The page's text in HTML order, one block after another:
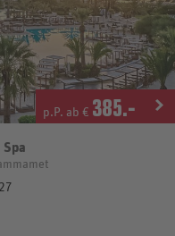
p.P. ab € 385.-